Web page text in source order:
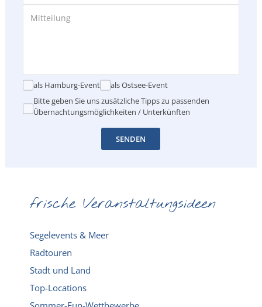
als Hamburg-Event
als Ostsee-Event
Bitte geben Sie uns zusätzliche Tipps zu passenden
Übernachtungsmöglichkeiten / Unterkünften
SENDEN
frische Veranstaltungsideen
Segelevents & Meer
Radtouren
Stadt und Land
Top-Locations